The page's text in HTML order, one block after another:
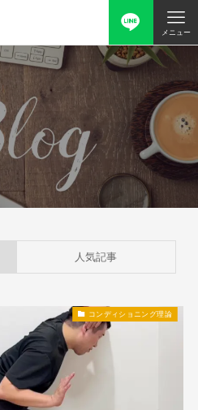
メニュー
人気記事
コンディショニング理論